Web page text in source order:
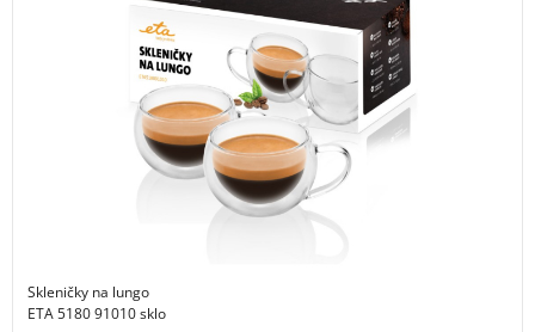
Skleničky na lungo
ETA 5180 91010 sklo